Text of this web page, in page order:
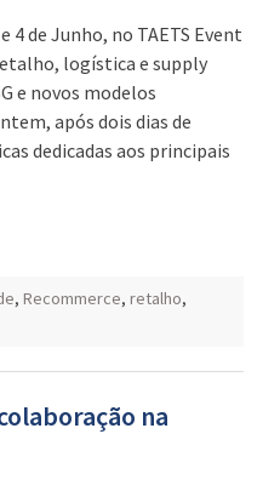
4 de Junho, no TAETS Event
logística e supply
e novos modelos
após dois dias de
dedicadas aos principais
, Recommerce, retalho,
na